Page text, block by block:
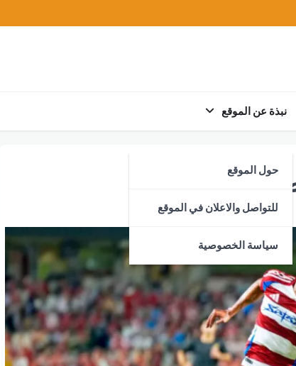
نبذة عن الموقع
حول الموقع
للتواصل والاعلان في الموقع
سياسة الخصوصية